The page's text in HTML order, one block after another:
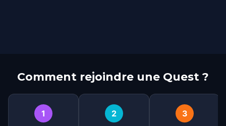
Comment rejoindre une Quest ?
1 2 3